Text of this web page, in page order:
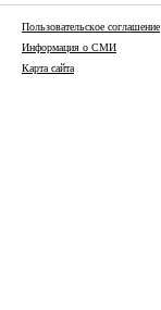
Пользовательское соглашение
Информация о СМИ
Карта сайта